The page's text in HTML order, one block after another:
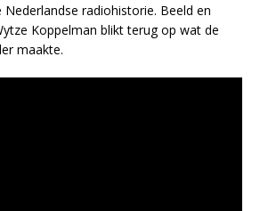
radiohistorie. Beeld en
Koppelman blikt terug op wat de
maakte.